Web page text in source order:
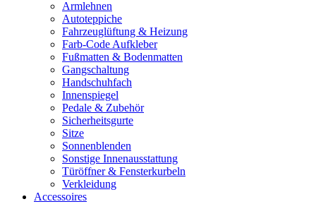
Armlehnen
Autoteppiche
Fahrzeuglüftung & Heizung
Farb-Code Aufkleber
Fußmatten & Bodenmatten
Gangschaltung
Handschuhfach
Innenspiegel
Pedale & Zubehör
Sicherheitsgurte
Sitze
Sonnenblenden
Sonstige Innenausstattung
Türöffner & Fensterkurbeln
Verkleidung
Accessoires